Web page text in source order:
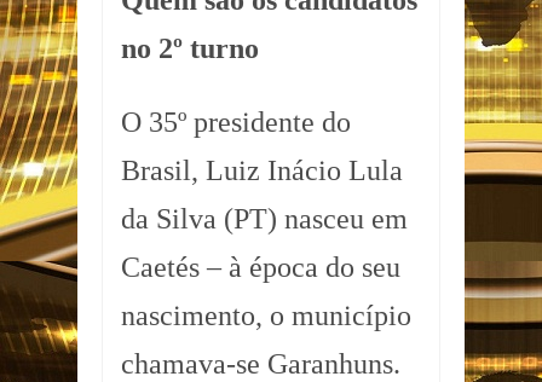
no 2º turno
O 35º presidente do
Brasil, Luiz Inácio Lula
da Silva (PT) nasceu em
Caetés – à época do seu
nascimento, o município
chamava-se Garanhuns.